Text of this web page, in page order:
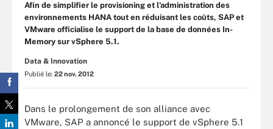
Afin de simplifier le provisioning et l'administration des
environnements HANA tout en réduisant les coûts, SAP et
VMware officialise le support de la base de données In-
Memory sur vSphere 5.1.
Data & Innovation
Publié le: 22 nov. 2012
Dans le prolongement de son alliance avec
VMware, SAP a annoncé le support de vSphere 5.1